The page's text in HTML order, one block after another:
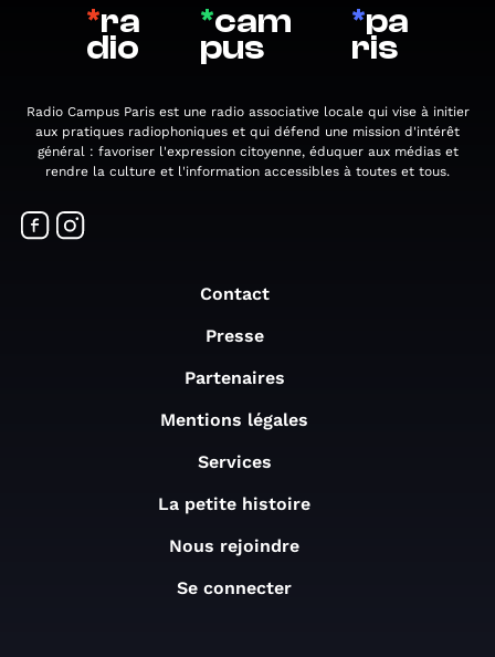
*ra
dio
*cam
pus
*pa
ris
Radio Campus Paris est une radio associative locale qui vise à initier
aux pratiques radiophoniques et qui défend une mission d'intérêt
général : favoriser l'expression citoyenne, éduquer aux médias et
rendre la culture et l'information accessibles à toutes et tous.
Contact
Presse
Partenaires
Mentions légales
Services
La petite histoire
Nous rejoindre
Se connecter